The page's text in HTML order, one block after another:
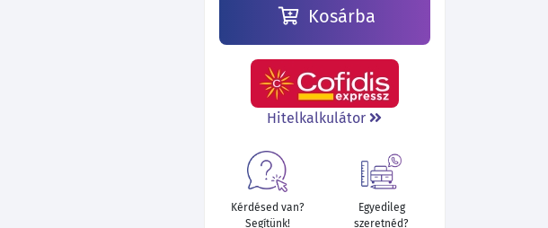
94 420 Ft 93 340 Ft
Kosárba
Hitelkalkulátor
Kérdésed van?
Segítünk!
Egyedileg
szeretnéd?